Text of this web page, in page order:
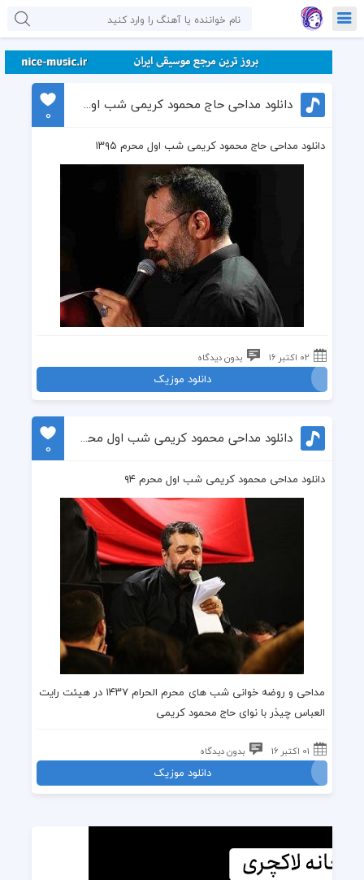
دانلود مداحی حاج محمود کریمی شب اول محرم ۱۳۹۵
0
دانلود مداحی حاج محمود کریمی شب اول محرم ۱۳۹۵
02 اکتبر 16 بدون دیدگاه
دانلود موزیک
دانلود مداحی محمود کریمی شب اول محرم ۹۴
0
دانلود مداحی محمود کریمی شب اول محرم ۹۴
مداحی و روضه خوانیشب های محرمالحرام ۱۴۳۷ در
هیئت رایت
العباس چیذر با نوایحاج محمود کریمی
01 اکتبر 16 بدون دیدگاه
دانلود موزیک